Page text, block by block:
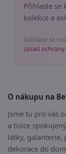
Přihlaste se
kolekce a
Odhlásit se
zásad
O nákupu na
Jsme tu pro vás
a tisíce
látky, galanterie,
dekorace do